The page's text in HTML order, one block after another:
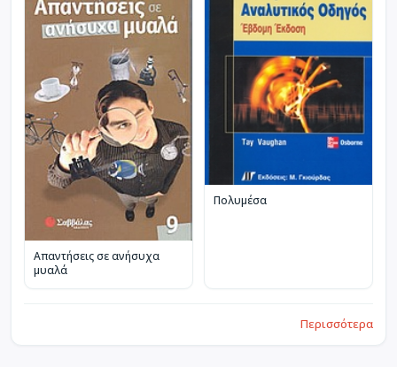
Απαντήσεις σε ανήσυχα
μυαλά
Πολυμέσα
Περισσότερα